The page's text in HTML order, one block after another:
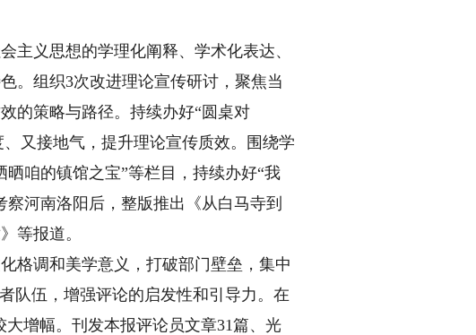
义思想的学理化阐释、学术化表达、
。组织3次改进理论宣传研讨，聚焦当
的策略与路径。持续办好“圆桌对
又接地气，提升理论宣传质效。围绕学
咱的镇馆之宝”等栏目，持续办好“我
河南洛阳后，整版推出《从白马寺到
等报道。
调和美学意义，打破部门壁垒，集中
队伍，增强评论的启发性和引导力。在
增幅。刊发本报评论员文章31篇、光